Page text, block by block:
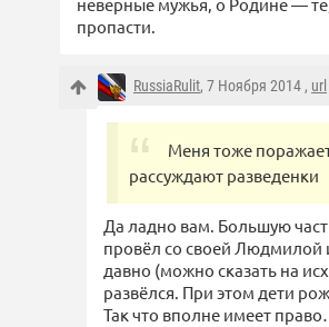
неверные мужья, о Родине —
пропасти.
RussiaRulit, 7 Ноября 2014 , url
Меня тоже
рассуждают разведенки
Да ладно вам. Большую
провёл со своей Людмилой
давно (можно сказать на
развёлся. При этом дети
Так что вполне имеет